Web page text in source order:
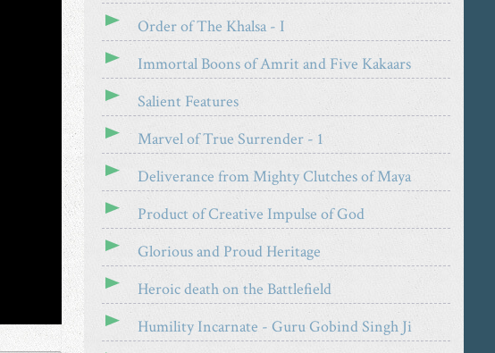
Order of The Khalsa - I
Immortal Boons of Amrit and Five Kakaars
Salient Features
Marvel of True Surrender - 1
Deliverance from Mighty Clutches of Maya
Product of Creative Impulse of God
Glorious and Proud Heritage
Heroic death on the Battlefield
Humility Incarnate - Guru Gobind Singh Ji